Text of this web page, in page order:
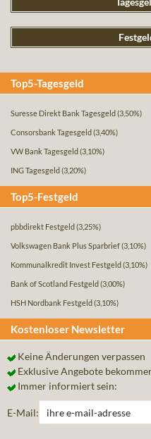
Top5-Tagesgeld
Suresse Direkt Bank Tagesgeld (3,50%)
Consorsbank Tagesgeld (3,40%)
VW Bank Tagesgeld (3,10%)
ING Tagesgeld (3,20%)
Top5-Festgeld
pbbdirekt Festgeld (3,25%)
Volkswagen Bank Plus Sparbrief(3,10%)
Kommunalkredit Invest Festgeld (3,10%)
Bank of Scotland Festgeld (3,00%)
HSH Nordbank Festgeld (3,10%)
Kostenloser Newsletter
Keine Änderungen verpassen
Exklusive Angebote
Immer informiert sein:
E-Mail: